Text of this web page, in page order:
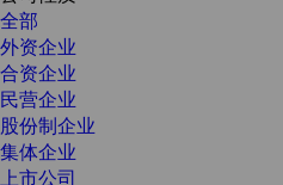
全部
外资企业
合资企业
民营企业
股份制企业
集体企业
上市公司